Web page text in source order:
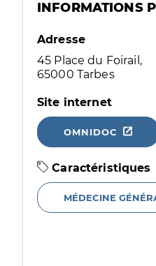
INFORMATIONS
Adresse
45 Place du Foirail,
65000 Tarbes
Site internet
OMNIDOC
Caractéristiques
MÉDECINE